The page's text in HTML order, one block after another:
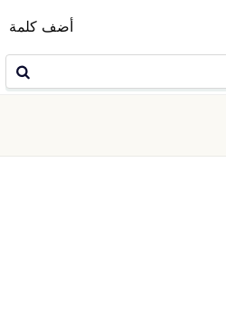
أضف كلمة